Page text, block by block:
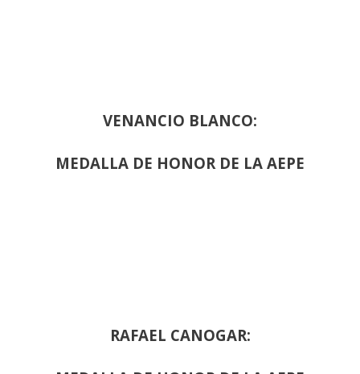
VENANCIO BLANCO:
MEDALLA DE HONOR DE LA AEPE
RAFAEL CANOGAR: